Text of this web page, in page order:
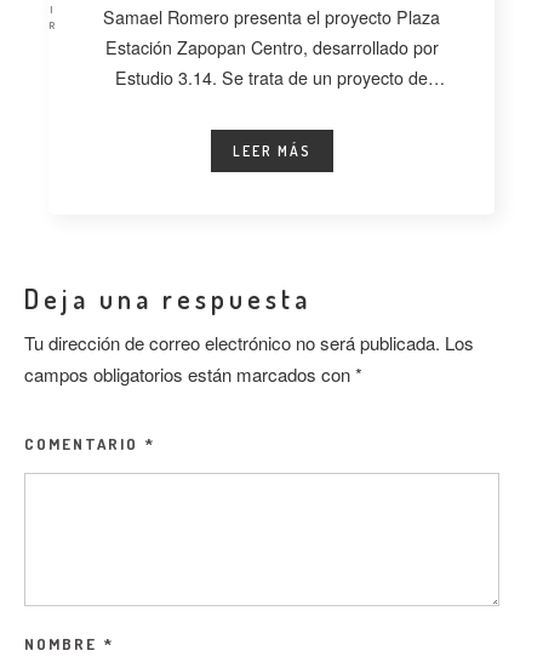
I
R
Samael Romero presenta el proyecto Plaza
Estación Zapopan Centro, desarrollado por
Estudio 3.14. Se trata de un proyecto de
LEER MÁS
Deja una respuesta
Tu dirección de correo electrónico no será publicada. Los
campos obligatorios están marcados con*
COMENTARIO *
NOMBRE *